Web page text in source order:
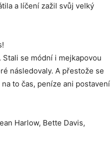
a líčení zažil svůj velký
se módní i mejkapovou
následovaly. A přestože se
to čas, peníze ani postavení
Harlow, Bette Davis,